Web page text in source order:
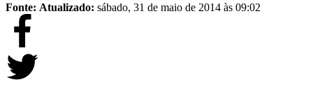
Fonte: Atualizado: sábado, 31 de maio de 2014 às 09:02